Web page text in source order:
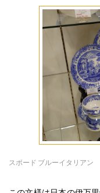
スポード ブルーイタリアン